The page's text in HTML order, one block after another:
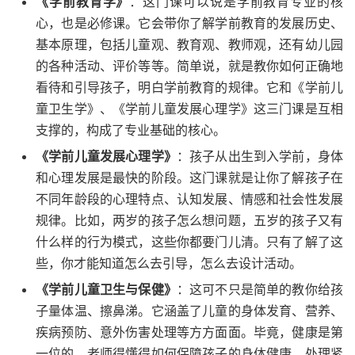
心，也是必修课。它会带你了解学前教育的发展历史、
基本原理，包括儿童观、教育观、教师观，还有幼儿园
的各种活动、评价等等。简单说，就是教你如何正确地
看待和引导孩子，明白学前教育的规律。它和《学前儿
童卫生学》、《学前儿童发展心理学》这三门课是互相
支撑的，构成了专业基础的核心。
《学前儿童发展心理学》 ：孩子从出生到入学前，身体
和心理发展是最快的阶段。这门课就是让你了解孩子在
不同年龄段的心理特点、认知发展、情感和社会性发展
规律。比如，两岁的孩子怎么想问题，五岁的孩子又有
什么样的行为模式，这些你都要门儿清。只有了解了这
些，你才能知道怎么去引导，怎么去设计活动。
《学前儿童卫生与保健》 ：这可不只是简单的教你给孩
子量体温、擦鼻涕。它涵盖了儿童的身体发育、营养、
疾病预防、意外伤害处理等方方面面。毕竟，健康是第